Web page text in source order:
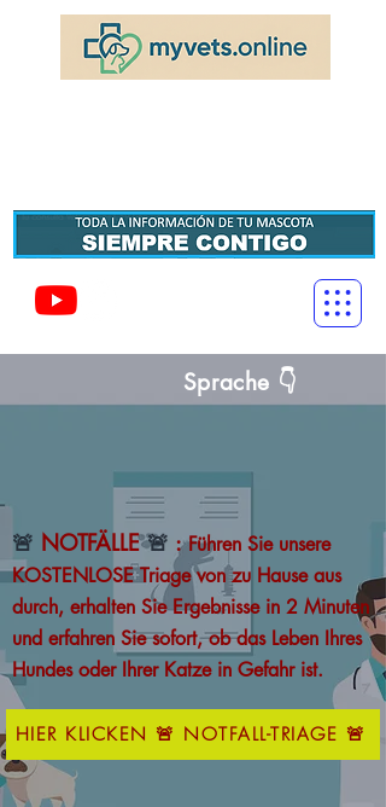
Sprache 👇
🚨 NOTFÄLLE🚨 :Führen Sie unsere
KOSTENLOSE Triage von zu Hause aus
durch, erhalten Sie Ergebnisse in 2 Minuten
und erfahren Sie sofort, ob das Leben Ihres
Hundes oder Ihrer Katze in Gefahr ist.
HIER KLICKEN 🚨 NOTFALL-TRIAGE 🚨